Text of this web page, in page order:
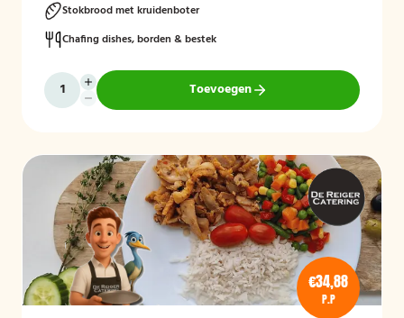
Stokbrood met kruidenboter
Chafing dishes, borden & bestek
Toevoegen
€34,88
P.P